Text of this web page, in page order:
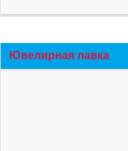
Ювелирная лавка